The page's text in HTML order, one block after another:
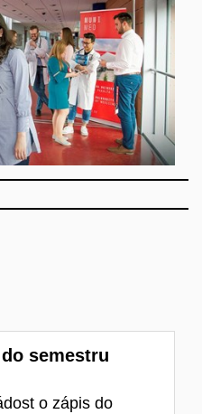
semestru
o zápis do